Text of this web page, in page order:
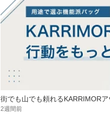
街でも山でも頼れるKARRIMOR
2週間前